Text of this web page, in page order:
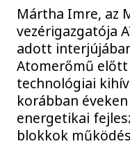
Mártha Imre, az
vezérigazgatója
adott
Atomerőmű
technológiai
korábban
energetikai
blokkok